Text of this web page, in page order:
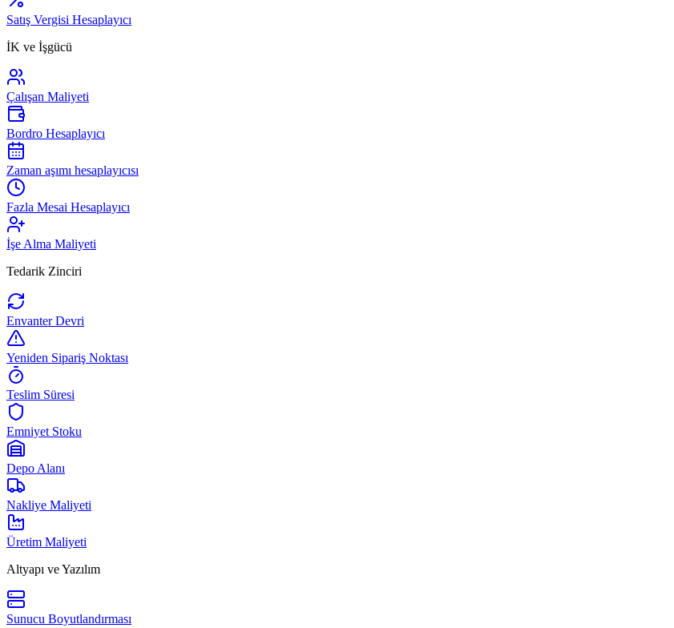
Satış Vergisi Hesaplayıcı
İK ve İşgücü
Çalışan Maliyeti
Bordro Hesaplayıcı
Zaman aşımı hesaplayıcısı
Fazla Mesai Hesaplayıcı
İşe Alma Maliyeti
Tedarik Zinciri
Envanter Devri
Yeniden Sipariş Noktası
Teslim Süresi
Emniyet Stoku
Depo Alanı
Nakliye Maliyeti
Üretim Maliyeti
Altyapı ve Yazılım
Sunucu Boyutlandırması